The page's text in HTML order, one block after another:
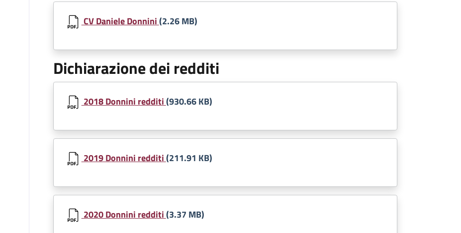
Document
CV Daniele Donnini(2.26 MB)
Dichiarazione dei redditi
Document
2018 Donnini redditi(930.66 KB)
Document
2019 Donnini redditi(211.91 KB)
Document
2020 Donnini redditi(3.37 MB)